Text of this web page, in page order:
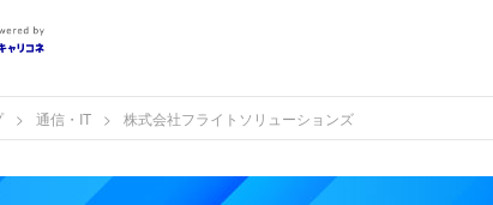
通信・IT 株式会社フライトソリューションズ